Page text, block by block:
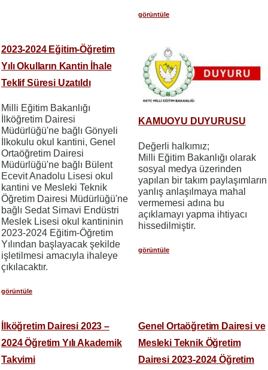
görüntüle
2023-2024 Eğitim-Öğretim
Yılı Okulların Kantin İhale
Teklif Süresi Uzatıldı
Milli Eğitim Bakanlığı
İlköğretim Dairesi
Müdürlüğü'ne bağlı Gönyeli
İlkokulu okul kantini, Genel
Ortaöğretim Dairesi
Müdürlüğü'ne bağlı Bülent
Ecevit Anadolu Lisesi okul
kantini ve Mesleki Teknik
Öğretim Dairesi Müdürlüğü'ne
bağlı Sedat Simavi Endüstri
Meslek Lisesi okul kantininin
2023-2024 Eğitim-Öğretim
Yılından başlayacak şekilde
işletilmesi amacıyla ihaleye
çıkılacaktır.
görüntüle
KAMUOYU DUYURUSU
Değerli halkımız;
​​​​​​​Milli Eğitim Bakanlığı olarak
sosyal medya üzerinden
yapılan bir takım paylaşımların
yanlış anlaşılmaya mahal
vermemesi adına bu
açıklamayı yapma ihtiyacı
hissedilmiştir.
görüntüle
İlköğretim Dairesi 2023 –
2024 Öğretim Yılı Akademik
Takvimi
Genel Ortaöğretim Dairesi ve
Mesleki Teknik Öğretim
Dairesi 2023-2024 Öğretim